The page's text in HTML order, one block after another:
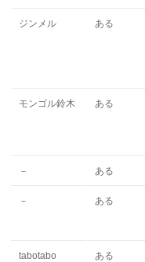
ジンメル ある
モンゴル鈴木 ある
－ ある
－ ある
tabotabo ある